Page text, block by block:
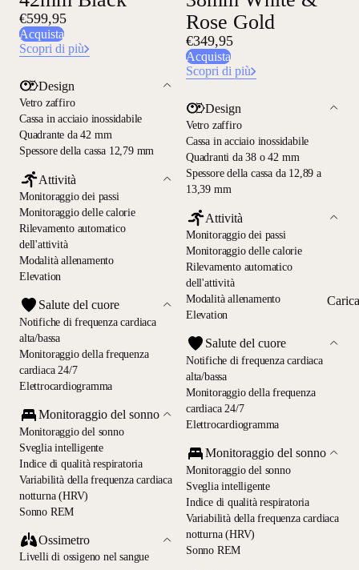
€599,95
Acquista
Scopri di più
Design
Vetro zaffiro
Cassa in acciaio inossidabile
Quadrante da 42 mm
Spessore della cassa 12,79 mm
Attività
Monitoraggio dei passi
Monitoraggio delle calorie
Rilevamento automatico
dell'attività
Modalità allenamento
Elevation
Salute del cuore
Notifiche di frequenza cardiaca
alta/bassa
Monitoraggio della frequenza
cardiaca 24/7
Elettrocardiogramma
Monitoraggio del sonno
Monitoraggio del sonno
Sveglia intelligente
Indice di qualità respiratoria
Variabilità della frequenza cardiaca
notturna (HRV)
Sonno REM
Ossimetro
Livelli di ossigeno nel sangue
Rose Gold
€349,95
Acquista
Scopri di più
Design
Vetro zaffiro
Cassa in acciaio inossidabile
Quadranti da 38 o 42 mm
Spessore della cassa da 12,89 a
13,39 mm
Attività
Monitoraggio dei passi
Monitoraggio delle calorie
Rilevamento automatico
dell'attività
Modalità allenamento
Elevation
Salute del cuore
Notifiche di frequenza cardiaca
alta/bassa
Monitoraggio della frequenza
cardiaca 24/7
Elettrocardiogramma
Monitoraggio del sonno
Monitoraggio del sonno
Sveglia intelligente
Indice di qualità respiratoria
Variabilità della frequenza cardiaca
notturna (HRV)
Sonno REM